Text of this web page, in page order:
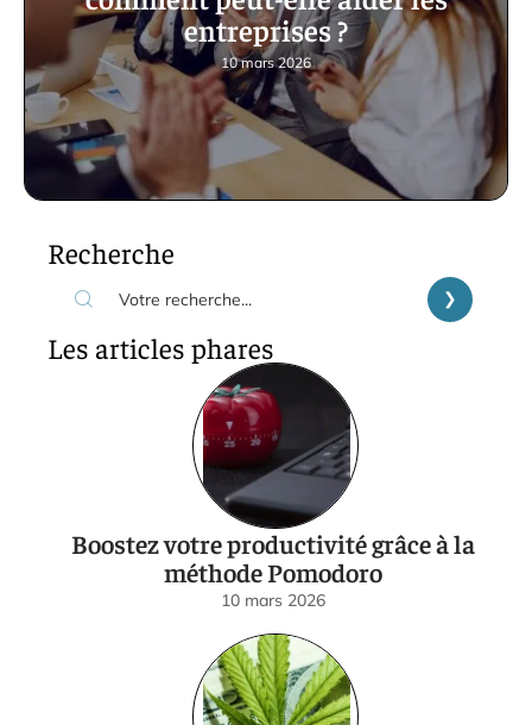
entreprises ?
10 mars 2026
Recherche
Les articles phares
Boostez votre productivité grâce à la
méthode Pomodoro
10 mars 2026